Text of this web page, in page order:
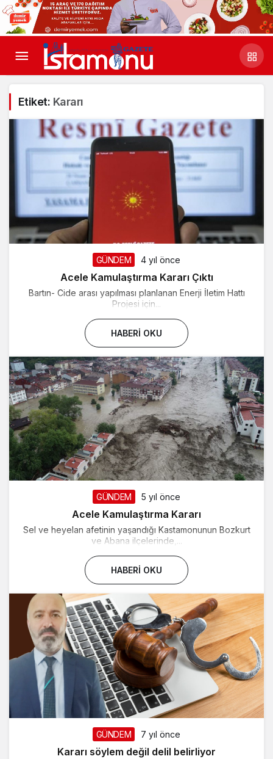
Etiket: Kararı
GÜNDEM 4 yıl önce
Acele Kamulaştırma Kararı Çıktı
Bartın- Cide arası yapılması planlanan Enerji İletim Hattı
Projesi için...
HABERI OKU
GÜNDEM 5 yıl önce
Acele Kamulaştırma Kararı
Sel ve heyelan afetinin yaşandığı Kastamonunun Bozkurt
ve Abana ilçelerinde,...
HABERI OKU
GÜNDEM 7 yıl önce
Kararı söylem değil delil belirliyor